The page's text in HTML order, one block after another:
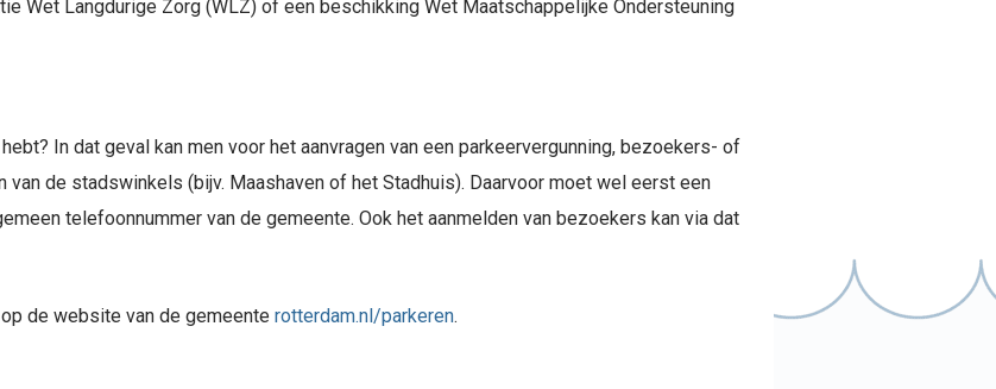
Wet Langdurige Zorg (WLZ) of een beschikking Wet Maatschappelijke Ondersteuning
In dat geval kan men voor het aanvragen van een parkeervergunning, bezoekers- of
de stadswinkels (bijv. Maashaven of het Stadhuis). Daarvoor moet wel eerst een
telefoonnummer van de gemeente. Ook het aanmelden van bezoekers kan via dat
de website van de gemeente rotterdam.nl/parkeren.